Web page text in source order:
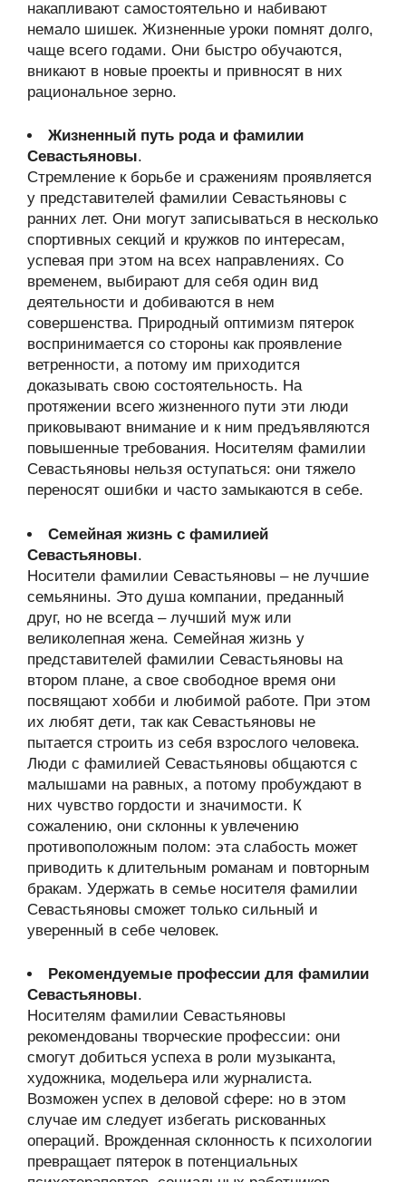
накапливают самостоятельно и набивают
немало шишек. Жизненные уроки помнят долго,
чаще всего годами. Они быстро обучаются,
вникают в новые проекты и привносят в них
рациональное зерно.
Жизненный путь рода и фамилии
Севастьяновы.
Стремление к борьбе и сражениям проявляется
у представителей фамилии Севастьяновы с
ранних лет. Они могут записываться в несколько
спортивных секций и кружков по интересам,
успевая при этом на всех направлениях. Со
временем, выбирают для себя один вид
деятельности и добиваются в нем
совершенства. Природный оптимизм пятерок
воспринимается со стороны как проявление
ветренности, а потому им приходится
доказывать свою состоятельность. На
протяжении всего жизненного пути эти люди
приковывают внимание и к ним предъявляются
повышенные требования. Носителям фамилии
Севастьяновы нельзя оступаться: они тяжело
переносят ошибки и часто замыкаются в себе.
Семейная жизнь с фамилией
Севастьяновы.
Носители фамилии Севастьяновы – не лучшие
семьянины. Это душа компании, преданный
друг, но не всегда – лучший муж или
великолепная жена. Семейная жизнь у
представителей фамилии Севастьяновы на
втором плане, а свое свободное время они
посвящают хобби и любимой работе. При этом
их любят дети, так как Севастьяновы не
пытается строить из себя взрослого человека.
Люди с фамилией Севастьяновы общаются с
малышами на равных, а потому пробуждают в
них чувство гордости и значимости. К
сожалению, они склонны к увлечению
противоположным полом: эта слабость может
приводить к длительным романам и повторным
бракам. Удержать в семье носителя фамилии
Севастьяновы сможет только сильный и
уверенный в себе человек.
Рекомендуемые профессии для фамилии
Севастьяновы.
Носителям фамилии Севастьяновы
рекомендованы творческие профессии: они
смогут добиться успеха в роли музыканта,
художника, модельера или журналиста.
Возможен успех в деловой сфере: но в этом
случае им следует избегать рискованных
операций. Врожденная склонность к психологии
превращает пятерок в потенциальных